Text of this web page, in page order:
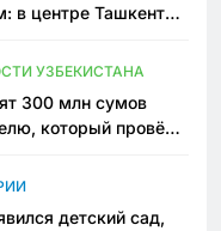
в центре Ташкента
УЗБЕКИСТАНА
300 млн сумов
который провёл
детский сад,